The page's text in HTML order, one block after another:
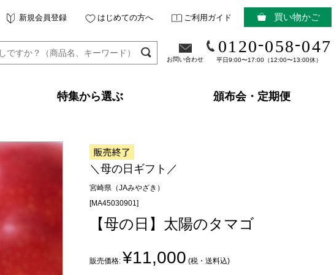
新規会員登録 はじめての方へ ご利用ガイド 買い物かご
お問い合わせ
0120-058-047
平日9:00〜17:00（12:00〜13:00休）
特集から選ぶ 頒布会・定期便
＼母の日ギフト／
宮崎県（JAみやざき）
[MA45030901]
【母の日】太陽のタマゴ
販売価格: ¥11,000 (税・送料込)